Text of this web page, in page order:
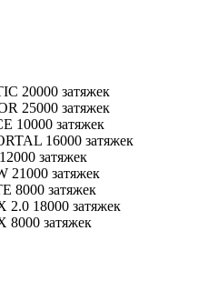
20000 затяжек
25000 затяжек
10000 затяжек
16000 затяжек
затяжек
21000 затяжек
8000 затяжек
18000 затяжек
затяжек